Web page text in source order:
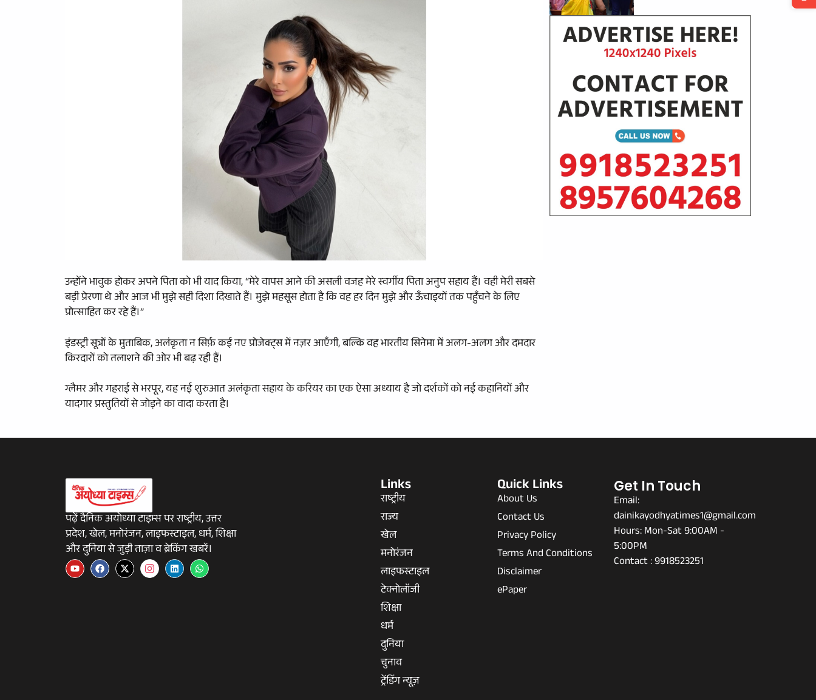
उन्होंने भावुक होकर अपने पिता को भी याद किया, “मेरे वापस आने की असली वजह मेरे स्वर्गीय पिता अनुप सहाय हैं। वही मेरी सबसे
बड़ी प्रेरणा थे और आज भी मुझे सही दिशा दिखाते हैं। मुझे महसूस होता है कि वह हर दिन मुझे और ऊँचाइयों तक पहुँचने के लिए
प्रोत्साहित कर रहे हैं।”
इंडस्ट्री सूत्रों के मुताबिक, अलंकृता न सिर्फ़ कई नए प्रोजेक्ट्स में नज़र आएँगी, बल्कि वह भारतीय सिनेमा में अलग-अलग और दमदार
किरदारों को तलाशने की ओर भी बढ़ रही हैं।
ग्लैमर और गहराई से भरपूर, यह नई शुरुआत अलंकृता सहाय के करियर का एक ऐसा अध्याय है जो दर्शकों को नई कहानियों और
यादगार प्रस्तुतियों से जोड़ने का वादा करता है।
पढ़ें दैनिक अयोध्या टाइम्स पर राष्ट्रीय, उत्तर
प्रदेश, खेल, मनोरंजन, लाइफस्टाइल, धर्म, शिक्षा
और दुनिया से जुड़ी ताज़ा व ब्रेकिंग खबरें।
Links
राष्ट्रीय
राज्य
खेल
मनोरंजन
लाइफस्टाइल
टेक्नोलॉजी
शिक्षा
धर्म
दुनिया
चुनाव
ट्रेंडिंग न्यूज़
Quick Links
About Us
Contact Us
Privacy Policy
Terms And Conditions
Disclaimer
ePaper
Get In Touch
Email:
dainikayodhyatimes1@gmail.com
Hours: Mon-Sat 9:00AM -
5:00PM
Contact : 9918523251